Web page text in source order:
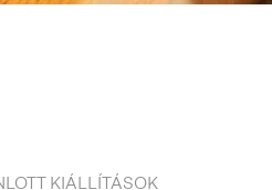
KIÁLLÍTÁSOK